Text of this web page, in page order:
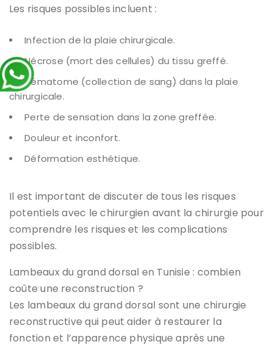
Les risques possibles incluent :
Infection de la plaie chirurgicale.
Nécrose (mort des cellules) du tissu greffé.
Hématome (collection de sang) dans la plaie
chirurgicale.
Perte de sensation dans la zone greffée.
Douleur et inconfort.
Déformation esthétique.
Il est important de discuter de tous les risques
potentiels avec le chirurgien avant la chirurgie pour
comprendre les risques et les complications
possibles.
Lambeaux du grand dorsal en Tunisie : combien
coûte une reconstruction ?
Les lambeaux du grand dorsal sont une chirurgie
reconstructive qui peut aider à restaurer la
fonction et l’apparence physique après une